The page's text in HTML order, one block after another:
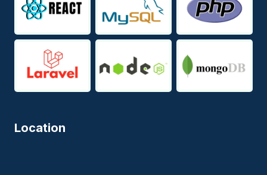
Location